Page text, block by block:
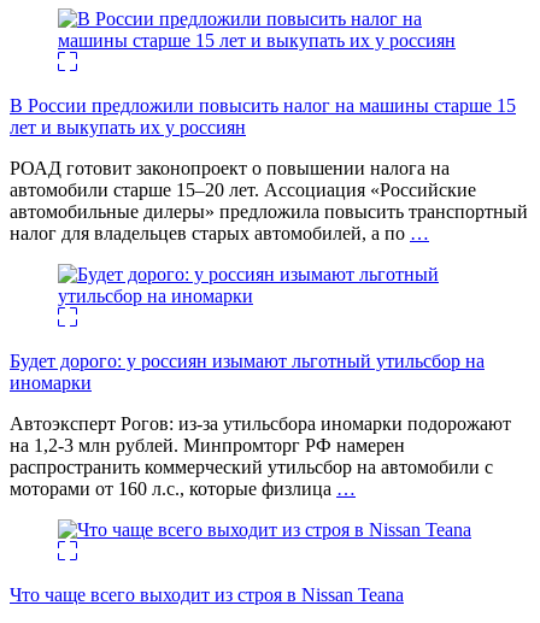
В России предложили повысить налог на машины старше 15
лет и выкупать их у россиян
РОАД готовит законопроект о повышении налога на
автомобили старше 15–20 лет. Ассоциация «Российские
автомобильные дилеры» предложила повысить транспортный
налог для владельцев старых автомобилей, а по …
Будет дорого: у россиян изымают льготный утильсбор на
иномарки
Автоэксперт Рогов: из-за утильсбора иномарки подорожают
на 1,2-3 млн рублей. Минпромторг РФ намерен
распространить коммерческий утильсбор на автомобили с
моторами от 160 л.с., которые физлица …
Что чаще всего выходит из строя в Nissan Teana